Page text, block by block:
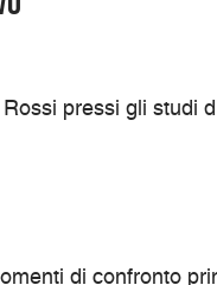
pressi gli studi
di confronto